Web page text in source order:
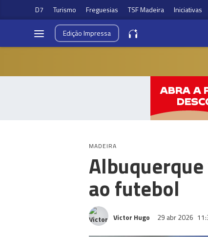
D7 Turismo Freguesias TSF Madeira Iniciativas
EdiçãoImpressa
MADEIRA
ao futebol
Victor Hugo 29 abr 2026